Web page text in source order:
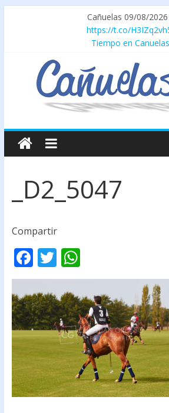
Cañuelas 09/08/2026
https://t.co/
Tiempo en
_D2_5047
Compartir
F
ac
e
b
o
o
k
T
w
itt
er
W
h
at
s
A
p
p